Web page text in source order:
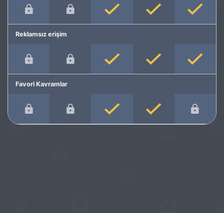
Reklamsız erişim
Favori Kavramlar